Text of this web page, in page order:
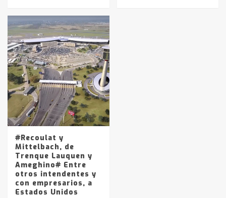
#Recoulat y
Mittelbach, de
Trenque Lauquen y
Ameghino# Entre
otros intendentes y
con empresarios, a
Estados Unidos